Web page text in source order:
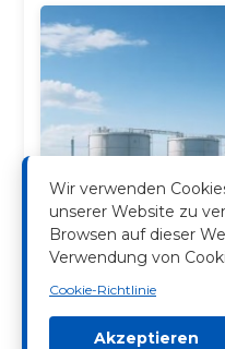
Wir verwenden
unserer Website zu
Browsen auf dieser
Verwendung von
Cookie-Richtlinie
Akzeptieren